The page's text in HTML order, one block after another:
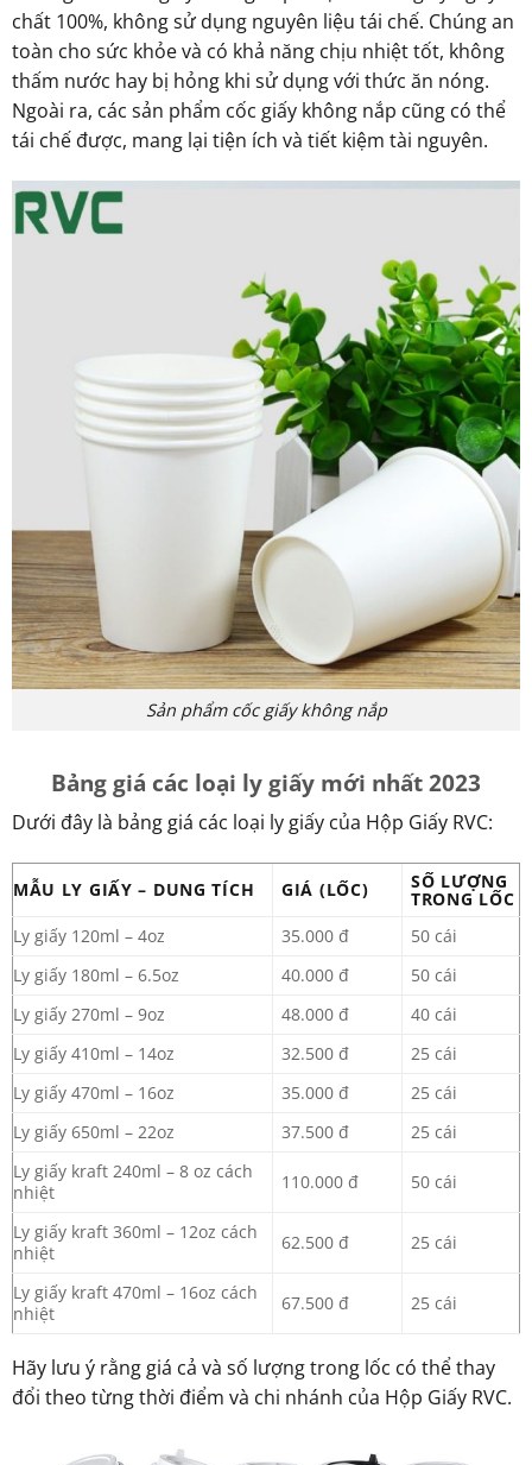
chất 100%, không sử dụng nguyên liệu tái chế. Chúng an
toàn cho sức khỏe và có khả năng chịu nhiệt tốt, không
thấm nước hay bị hỏng khi sử dụng với thức ăn nóng.
Ngoài ra, các sản phẩm cốc giấy không nắp cũng có thể
tái chế được, mang lại tiện ích và tiết kiệm tài nguyên.
Sản phẩm cốc giấy không nắp
Bảng giá các loại ly giấy mới nhất 2023
Dưới đây là bảng giá các loại ly giấy của Hộp Giấy RVC:
MẪU LY GIẤY – DUNG TÍCH GIÁ (LỐC) SỐ LƯỢNG
TRONG LỐC
Ly giấy 120ml – 4oz
35.000 đ
50 cái
Ly giấy 180ml – 6.5oz
40.000 đ
50 cái
Ly giấy 270ml – 9oz
48.000 đ
40 cái
Ly giấy 410ml – 14oz
32.500 đ
25 cái
Ly giấy 470ml – 16oz
35.000 đ
25 cái
Ly giấy 650ml – 22oz
37.500 đ
25 cái
Ly giấy kraft 240ml – 8 oz cách
nhiệt
110.000 đ 50 cái
Ly giấy kraft 360ml – 12oz cách
nhiệt
62.500 đ 25 cái
Ly giấy kraft 470ml – 16oz cách
nhiệt
67.500 đ 25 cái
Hãy lưu ý rằng giá cả và số lượng trong lốc có thể thay
đổi theo từng thời điểm và chi nhánh của Hộp Giấy RVC.